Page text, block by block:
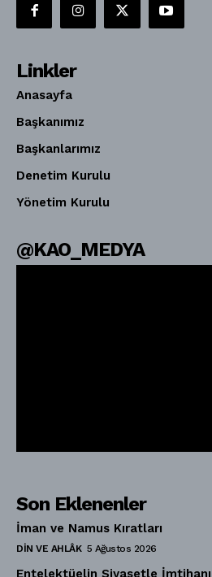
Linkler
Anasayfa
Başkanımız
Başkanlarımız
Denetim Kurulu
Yönetim Kurulu
@KAO_MEDYA
Son Eklenenler
İman ve Namus Kıratları
DIN VE AHLÂK 5 Ağustos 2026
Entelektüelin Siyasetle